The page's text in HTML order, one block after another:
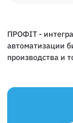
ПРОФIT -
автоматизации
производства и